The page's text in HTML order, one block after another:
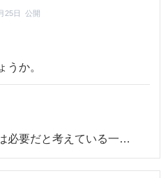
25日 公開
うか。
必要だと考えている一…